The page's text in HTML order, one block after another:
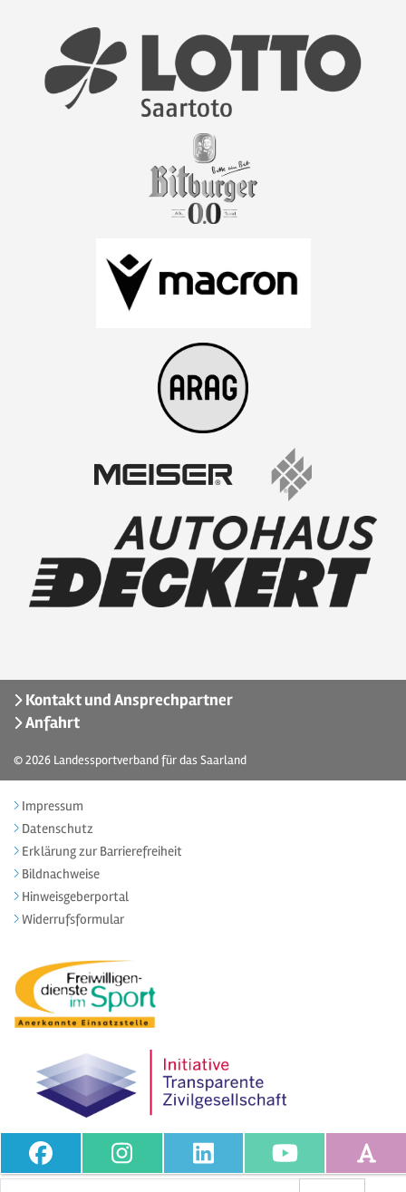
Kontakt und Ansprechpartner
Anfahrt
© 2026 Landessportverband für das Saarland
Impressum
Datenschutz
Erklärung zur Barrierefreiheit
Bildnachweise
Hinweisgeberportal
Widerrufsformular